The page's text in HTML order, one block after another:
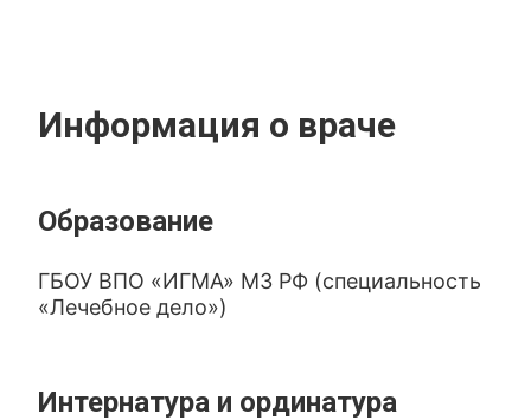
Информация о враче
Образование
ГБОУ ВПО «ИГМА» МЗ РФ (специальность
«Лечебное дело»)
Интернатура и ординатура